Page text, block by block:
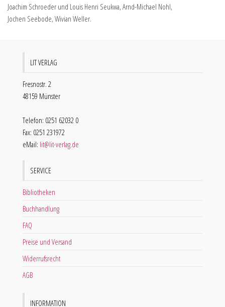
Joachim Schroeder und Louis Henri Seukwa, Arnd-Michael Nohl,
Jochen Seebode, Wivian Weller.
LIT VERLAG
Fresnostr. 2
48159 Münster
Telefon: 0251 62032 0
Fax: 0251 231972
eMail: lit@lit-verlag.de
SERVICE
Bibliotheken
Buchhandlung
FAQ
Preise und Versand
Widerrufsrecht
AGB
INFORMATION